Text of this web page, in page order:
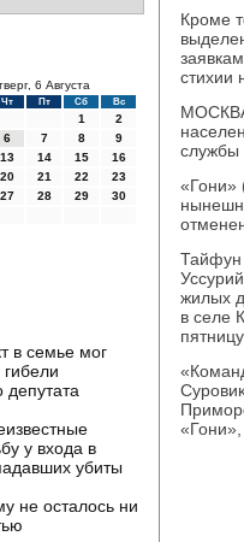
6 Августа
Чт Пт Сб Вс
1
2
6 7 8
9
13 14 15
16
20 21 22
23
27 28 29
30
в семье мог
депутата
у входа в
убиты
не осталось ни
Кроме
стихии
службы
«Гони»
Тайфун
жилых
в селе